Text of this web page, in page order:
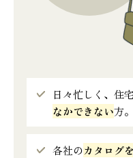
日々忙しく、住
なかできない方。
各社のカタログ